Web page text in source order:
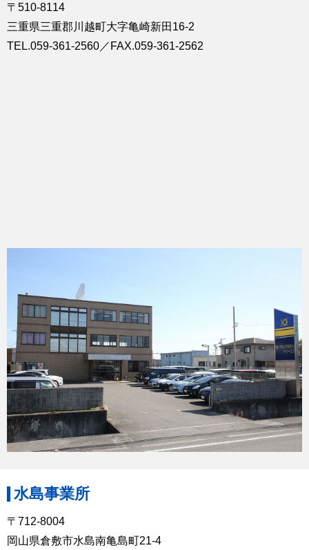
〒510-8114
三重県三重郡川越町大字亀崎新田16-2
TEL.059-361-2560 ／FAX.059-361-2562
水島事業所
〒712-8004
岡山県倉敷市水島南亀島町21-4